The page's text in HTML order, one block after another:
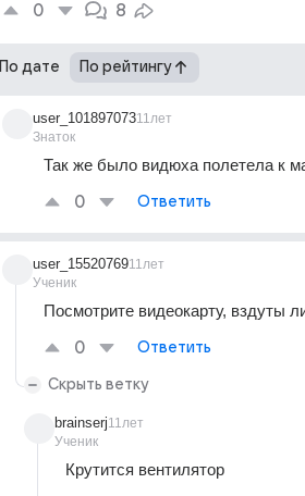
0 8
По дате По рейтингу
user_101897073
Знаток
11лет
Так же было видюха полетела к
0 Ответить
user_15520769
Ученик
11лет
Посмотрите видеокарту, вздуты
0 Ответить
Скрыть ветку
brainserj
Ученик
11лет
Крутится вентилятор